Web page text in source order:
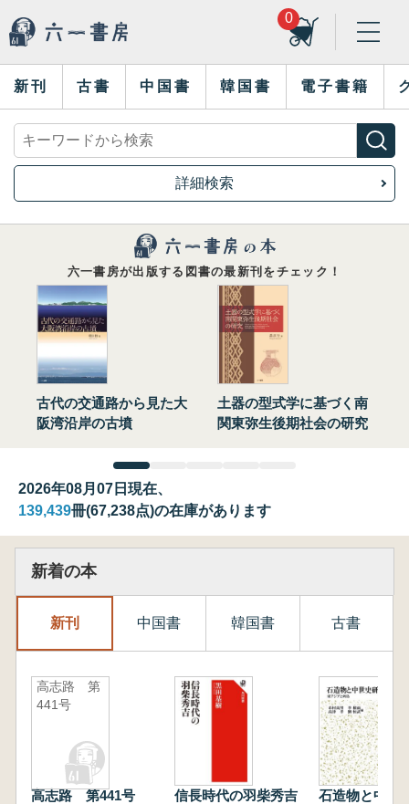
0
新刊 古書 中国書 韓国書 電子書籍
詳細検索
六一書房が出版する図書の最新刊をチェック！
古代の交通路から見た大
阪湾沿岸の古墳
土器の型式学に基づく南
関東弥生後期社会の研究
2026年08月07日現在、
139,439冊(67,238点)の在庫があります
新着の本
新刊 中国書 韓国書 古書
高志路 第
441号
高志路 第441号 信長時代の羽柴秀吉
石造物と中世